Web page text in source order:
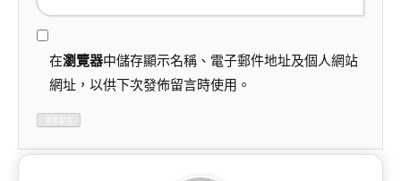
在瀏覽器中儲存顯示名稱、電子郵件地址及個人網站
網址，以供下次發佈留言時使用。